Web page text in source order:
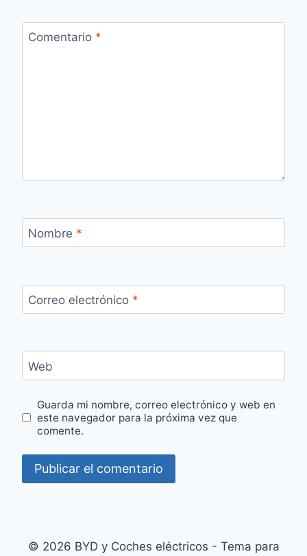
Comentario *
Nombre *
Correo electrónico *
Web
Guarda mi nombre, correo electrónico y web en
este navegador para la próxima vez que
comente.
© 2026 BYD y Coches eléctricos - Tema para